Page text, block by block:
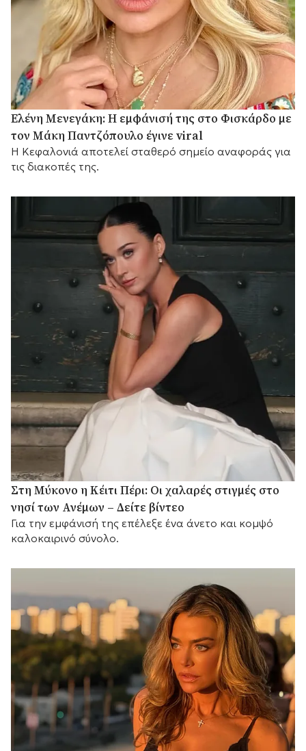
Ελένη Μενεγάκη: Η εμφάνισή της στο Φισκάρδο με
τον Μάκη Παντζόπουλο έγινε viral
Η Κεφαλονιά αποτελεί σταθερό σημείο αναφοράς για
τις διακοπές της.
Στη Μύκονο η Κέιτι Πέρι: Οι χαλαρές στιγμές στο
νησί των Ανέμων – Δείτε βίντεο
Για την εμφάνισή της επέλεξε ένα άνετο και κομψό
καλοκαιρινό σύνολο.